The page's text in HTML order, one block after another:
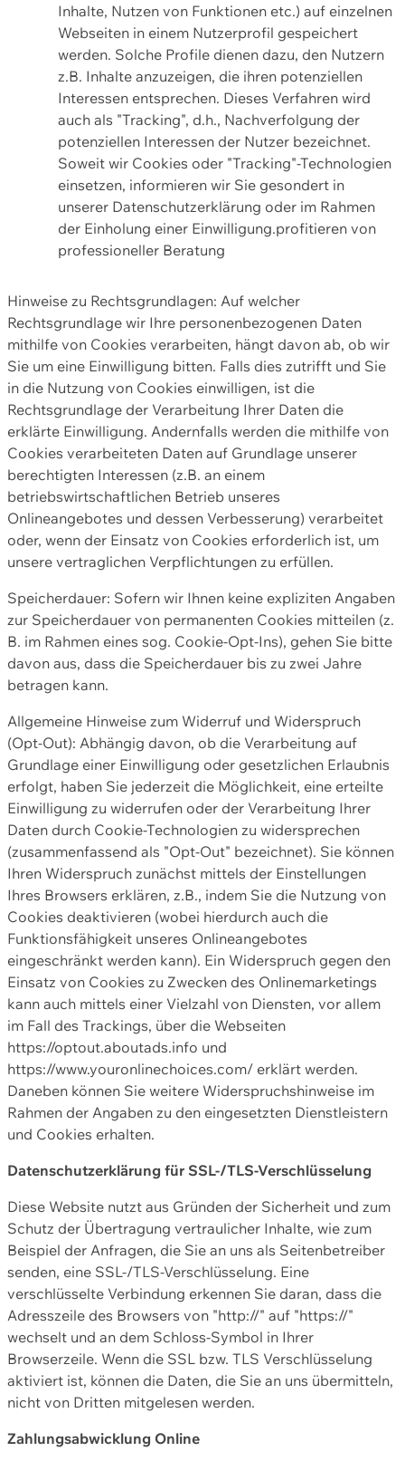
Inhalte, Nutzen von Funktionen etc.) auf einzelnen
Webseiten in einem Nutzerprofil gespeichert
werden. Solche Profile dienen dazu, den Nutzern
z.B. Inhalte anzuzeigen, die ihren potenziellen
Interessen entsprechen. Dieses Verfahren wird
auch als "Tracking", d.h., Nachverfolgung der
potenziellen Interessen der Nutzer bezeichnet.
Soweit wir Cookies oder "Tracking"-Technologien
einsetzen, informieren wir Sie gesondert in
unserer Datenschutzerklärung oder im Rahmen
der Einholung einer Einwilligung.profitieren von
professioneller Beratung
Hinweise zu Rechtsgrundlagen: Auf welcher
Rechtsgrundlage wir Ihre personenbezogenen Daten
mithilfe von Cookies verarbeiten, hängt davon ab, ob wir
Sie um eine Einwilligung bitten. Falls dies zutrifft und Sie
in die Nutzung von Cookies einwilligen, ist die
Rechtsgrundlage der Verarbeitung Ihrer Daten die
erklärte Einwilligung. Andernfalls werden die mithilfe von
Cookies verarbeiteten Daten auf Grundlage unserer
berechtigten Interessen (z.B. an einem
betriebswirtschaftlichen Betrieb unseres
Onlineangebotes und dessen Verbesserung) verarbeitet
oder, wenn der Einsatz von Cookies erforderlich ist, um
unsere vertraglichen Verpflichtungen zu erfüllen.
Speicherdauer: Sofern wir Ihnen keine expliziten Angaben
zur Speicherdauer von permanenten Cookies mitteilen (z.
B. im Rahmen eines sog. Cookie-Opt-Ins), gehen Sie bitte
davon aus, dass die Speicherdauer bis zu zwei Jahre
betragen kann.
Allgemeine Hinweise zum Widerruf und Widerspruch
(Opt-Out): Abhängig davon, ob die Verarbeitung auf
Grundlage einer Einwilligung oder gesetzlichen Erlaubnis
erfolgt, haben Sie jederzeit die Möglichkeit, eine erteilte
Einwilligung zu widerrufen oder der Verarbeitung Ihrer
Daten durch Cookie-Technologien zu widersprechen
(zusammenfassend als "Opt-Out" bezeichnet). Sie können
Ihren Widerspruch zunächst mittels der Einstellungen
Ihres Browsers erklären, z.B., indem Sie die Nutzung von
Cookies deaktivieren (wobei hierdurch auch die
Funktionsfähigkeit unseres Onlineangebotes
eingeschränkt werden kann). Ein Widerspruch gegen den
Einsatz von Cookies zu Zwecken des Onlinemarketings
kann auch mittels einer Vielzahl von Diensten, vor allem
im Fall des Trackings, über die Webseiten
https://optout.aboutads.info und
https://www.youronlinechoices.com/ erklärt werden.
Daneben können Sie weitere Widerspruchshinweise im
Rahmen der Angaben zu den eingesetzten Dienstleistern
und Cookies erhalten.
Datenschutzerklärung für SSL-/TLS-Verschlüsselung
Diese Website nutzt aus Gründen der Sicherheit und zum
Schutz der Übertragung vertraulicher Inhalte, wie zum
Beispiel der Anfragen, die Sie an uns als Seitenbetreiber
senden, eine SSL-/TLS-Verschlüsselung. Eine
verschlüsselte Verbindung erkennen Sie daran, dass die
Adresszeile des Browsers von "http://" auf "https://"
wechselt und an dem Schloss-Symbol in Ihrer
Browserzeile. Wenn die SSL bzw. TLS Verschlüsselung
aktiviert ist, können die Daten, die Sie an uns übermitteln,
nicht von Dritten mitgelesen werden.
Zahlungsabwicklung Online